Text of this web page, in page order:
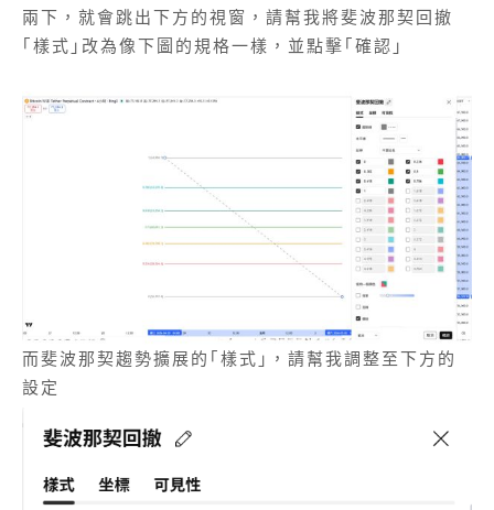
兩下，就會跳出下方的視窗，請幫我將斐波那契回撤
｢樣式｣改為像下圖的規格一樣，並點擊｢確認｣
而斐波那契趨勢擴展的｢樣式｣，請幫我調整至下方的
設定